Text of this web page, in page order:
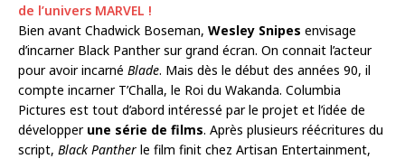
de l’univers MARVEL !
Bien avant Chadwick Boseman, Wesley Snipes envisage
d’incarner Black Panther sur grand écran. On connait l’acteur
pour avoir incarné Blade. Mais dès le début des années 90, il
compte incarner T’Challa, le Roi du Wakanda. Columbia
Pictures est tout d’abord intéressé par le projet et l’idée de
développer une série de films. Après plusieurs réécritures du
script, Black Panther le film finit chez Artisan Entertainment,